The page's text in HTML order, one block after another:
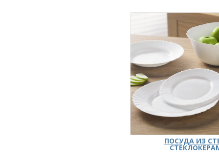
ПОСУДА ИЗ